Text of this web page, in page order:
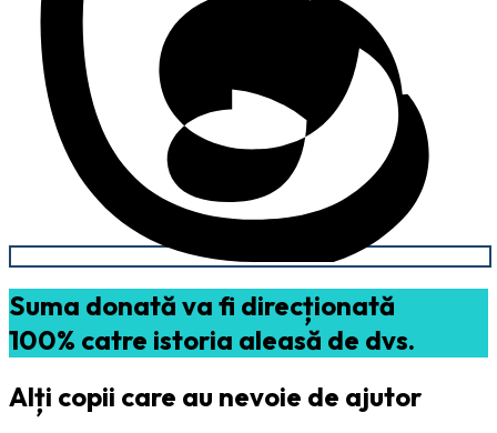
Suma donată va fi direcționată
100% catre istoria aleasă de dvs.
Alți copii care au nevoie de ajutor